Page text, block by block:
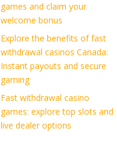
games and claim your
welcome bonus
Explore the benefits of fast
withdrawal casinos Canada:
Instant payouts and secure
gaming
Fast withdrawal casino
games: explore top slots and
live dealer options